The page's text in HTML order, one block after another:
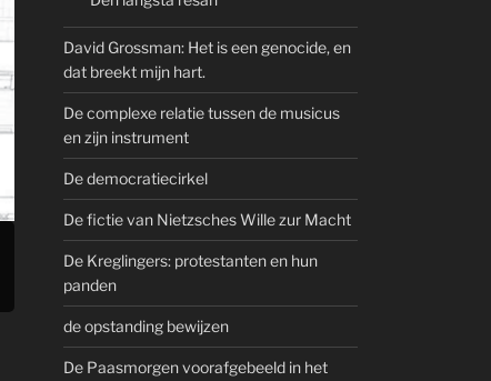
David Grossman: Het is een genocide, en
dat breekt mijn hart.
De complexe relatie tussen de musicus
en zijn instrument
De democratiecirkel
De fictie van Nietzsches Wille zur Macht
De Kreglingers: protestanten en hun
panden
de opstanding bewijzen
De Paasmorgen voorafgebeeld in het